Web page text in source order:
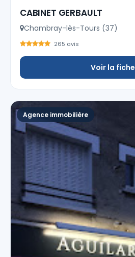
CABINET GERBAULT
Chambray-lès-Tours (37)
265 avis
Voir la fiche
Agence immobilière